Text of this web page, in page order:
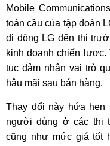
Mobile
toàn cầu của tập đoàn
di động LG đến thị
kinh doanh chiến lược.
tục đảm nhận vai trò
hậu mãi sau bán hàng.
Thay đổi này hứa hẹn
người dùng ở các thị
cũng như mức giá tốt